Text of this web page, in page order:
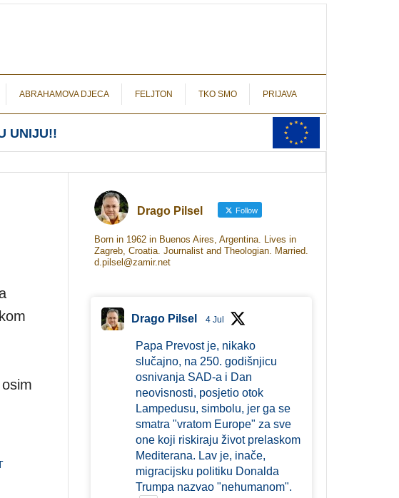
ABRAHAMOVA DJECA FELJTON TKO SMO PRIJAVA
UNIJU!!
Drago Pilsel Follow
Born in 1962 in Buenos Aires, Argentina. Lives in
Zagreb, Croatia. Journalist and Theologian. Married.
d.pilsel@zamir.net
Drago Pilsel 4 Jul
Papa Prevost je, nikako
slučajno, na 250. godišnjicu
osnivanja SAD-a i Dan
neovisnosti, posjetio otok
Lampedusu, simbolu, jer ga se
smatra "vratom Europe" za sve
one koji riskiraju život prelaskom
Mediterana. Lav je, inače,
migracijsku politiku Donalda
Trumpa nazvao "nehumanom".